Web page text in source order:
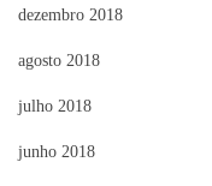
dezembro 2018
agosto 2018
julho 2018
junho 2018